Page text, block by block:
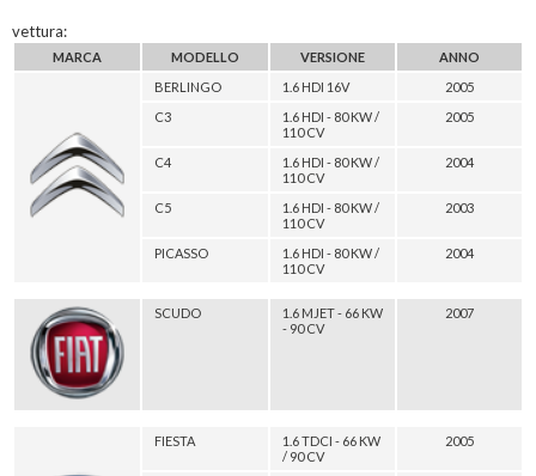
vettura:
MARCA MODELLO VERSIONE
ANNO
BERLINGO
1.6 HDI 16V
2005
C3
1.6 HDI - 80 KW /
110 CV
2005
C4
1.6 HDI - 80 KW /
110 CV
2004
C5
1.6 HDI - 80 KW /
110 CV
2003
PICASSO
1.6 HDI - 80 KW /
110 CV
2004
SCUDO
1.6 MJET - 66 KW
- 90 CV
2007
FIESTA
1.6 TDCI - 66 KW
/ 90 CV
2005